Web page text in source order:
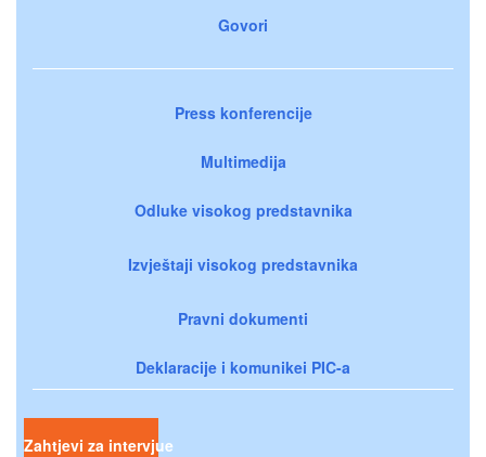
Govori
Press konferencije
Multimedija
Odluke visokog predstavnika
Izvještaji visokog predstavnika
Pravni dokumenti
Deklaracije i komunikei PIC-a
Zahtjevi za intervjue